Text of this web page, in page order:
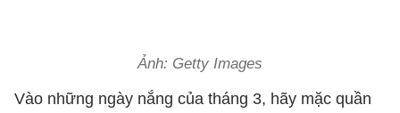
Ảnh: Getty Images
Vào những ngày nắng của tháng 3, hãy mặc quần